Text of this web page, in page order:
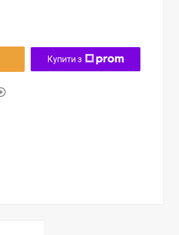
Купити з